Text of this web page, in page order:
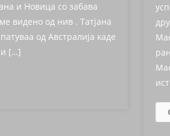
и Новица со забава
видено од нив . Татјана
од Австралија каде
и […]